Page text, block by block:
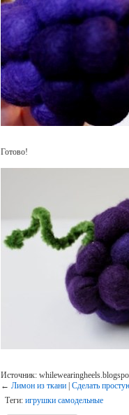
Готово!
Источник:
← Лимон из ткани| Сделать
Теги: игрушки самодельные